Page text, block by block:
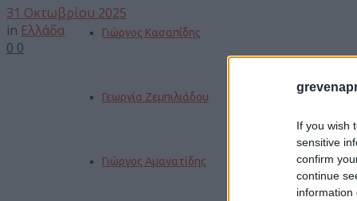
If you wish
sensitive
confirm
continue
information
Γιώργος Κασαπίδης
Γεωργία Ζεμπιλιάδου
Γιώργος Αμανατίδης
31 Οκτωβρίου 2025
in Ελλάδα
0 0